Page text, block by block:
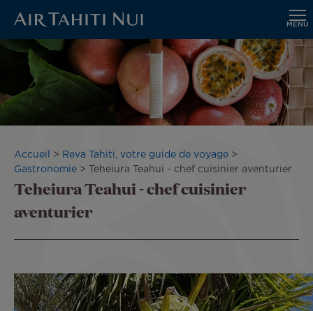
contenu
principal
MENU
Fil
d'Ariane
Accueil
Reva Tahiti, votre guide de voyage
Gastronomie
Teheiura Teahui - chef cuisinier aventurier
Teheiura Teahui - chef cuisinier
aventurier